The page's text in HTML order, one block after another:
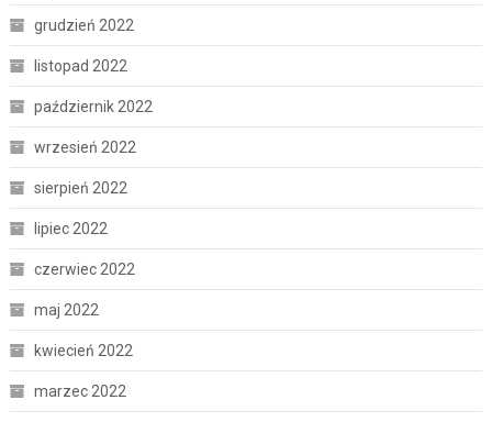
grudzień 2022
listopad 2022
październik 2022
wrzesień 2022
sierpień 2022
lipiec 2022
czerwiec 2022
maj 2022
kwiecień 2022
marzec 2022